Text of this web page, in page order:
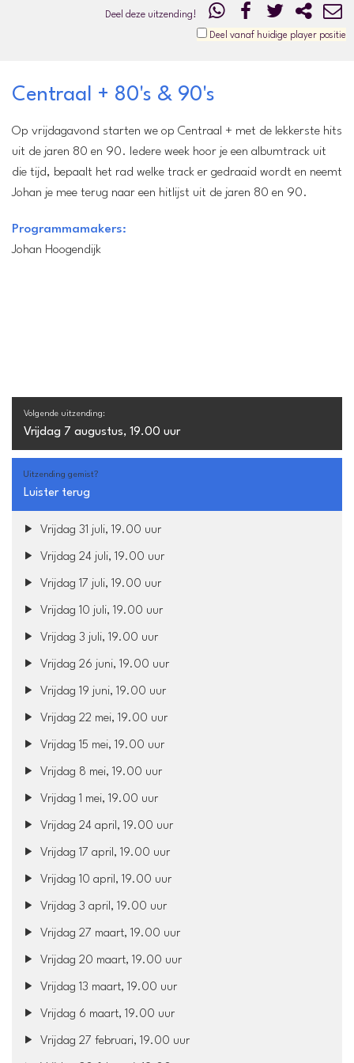
Deel deze uitzending!
Deel vanaf huidige player positie
Centraal + 80's & 90's
Op vrijdagavond starten we op Centraal + met de lekkerste hits
uit de jaren 80 en 90. Iedere week hoor je een albumtrack uit
die tijd, bepaalt het rad welke track er gedraaid wordt en neemt
Johan je mee terug naar een hitlijst uit de jaren 80 en 90.
Programmamakers:
Johan Hoogendijk
Volgende uitzending:
Vrijdag 7 augustus, 19.00 uur
Uitzending gemist?
Luister terug
Vrijdag 31 juli, 19.00 uur
Vrijdag 24 juli, 19.00 uur
Vrijdag 17 juli, 19.00 uur
Vrijdag 10 juli, 19.00 uur
Vrijdag 3 juli, 19.00 uur
Vrijdag 26 juni, 19.00 uur
Vrijdag 19 juni, 19.00 uur
Vrijdag 22 mei, 19.00 uur
Vrijdag 15 mei, 19.00 uur
Vrijdag 8 mei, 19.00 uur
Vrijdag 1 mei, 19.00 uur
Vrijdag 24 april, 19.00 uur
Vrijdag 17 april, 19.00 uur
Vrijdag 10 april, 19.00 uur
Vrijdag 3 april, 19.00 uur
Vrijdag 27 maart, 19.00 uur
Vrijdag 20 maart, 19.00 uur
Vrijdag 13 maart, 19.00 uur
Vrijdag 6 maart, 19.00 uur
Vrijdag 27 februari, 19.00 uur